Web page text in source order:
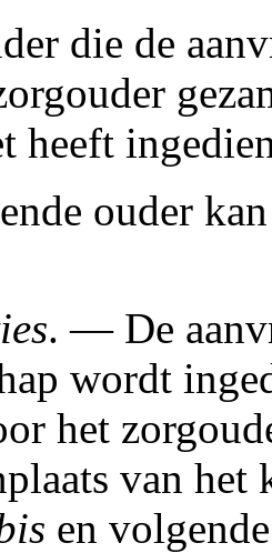
die de
heeft
ouder
. — De
wordt
het
van het
en